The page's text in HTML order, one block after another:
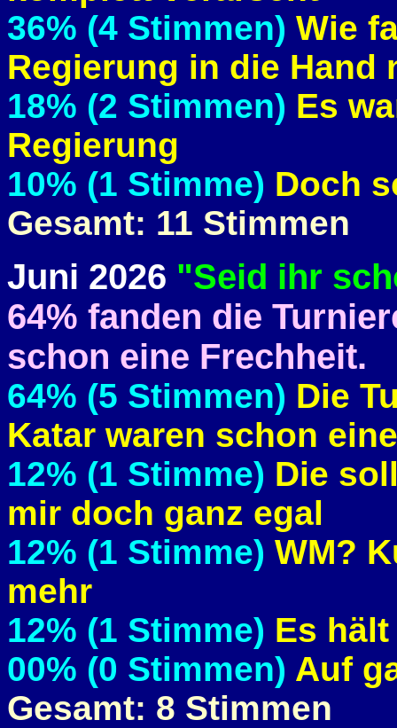
36% (4 Stimmen) Wie
Regierung in die Hand
18% (2 Stimmen) Es
Regierung
10% (1 Stimme) Doch
Gesamt: 11 Stimmen
Juni 2026 "Seid ihr
64% fanden die
schon eine Frechheit.
64% (5 Stimmen) Die
Katar waren schon
12% (1 Stimme) Die
mir doch ganz egal
12% (1 Stimme) WM?
mehr
12% (1 Stimme) Es
00% (0 Stimmen) Auf
Gesamt: 8 Stimmen